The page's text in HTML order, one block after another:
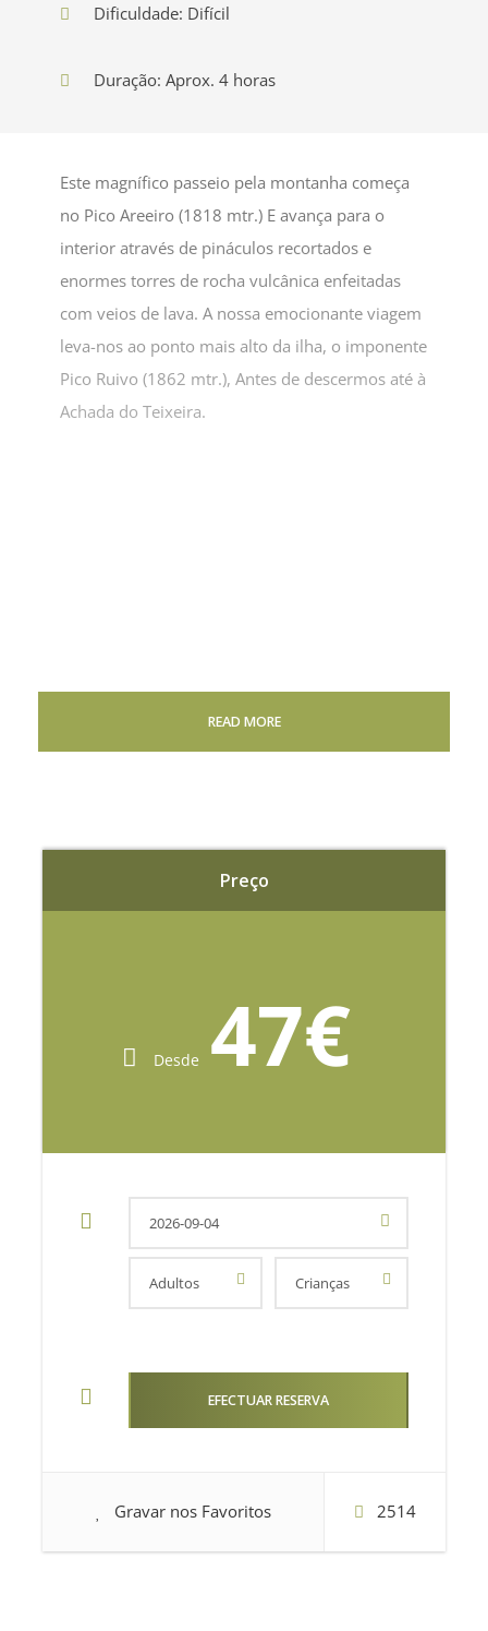
Preço
Desde 47€
Gravar nos Favoritos 2514
Dificuldade: Difícil
Duração: Aprox. 4 horas
Este magnífico passeio pela montanha começa
no Pico Areeiro (1818 mtr.) E avança para o
interior através de pináculos recortados e
enormes torres de rocha vulcânica enfeitadas
com veios de lava. A nossa emocionante viagem
leva-nos ao ponto mais alto da ilha, o imponente
Pico Ruivo (1862 mtr.), Antes de descermos até à
Achada do Teixeira.
READ MORE